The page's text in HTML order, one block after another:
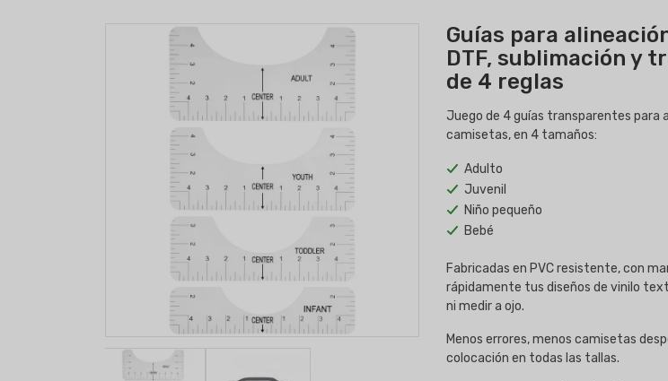
Guías para
DTF, sublimación y
de 4 reglas
Juego de 4 guías transparentes para
camisetas, en 4 tamaños:
Adulto
Juvenil
Niño pequeño
Bebé
Fabricadas en PVC resistente, con
rápidamente tus diseños de vinilo
ni medir a ojo.
Menos errores, menos camisetas
colocación en todas las tallas.